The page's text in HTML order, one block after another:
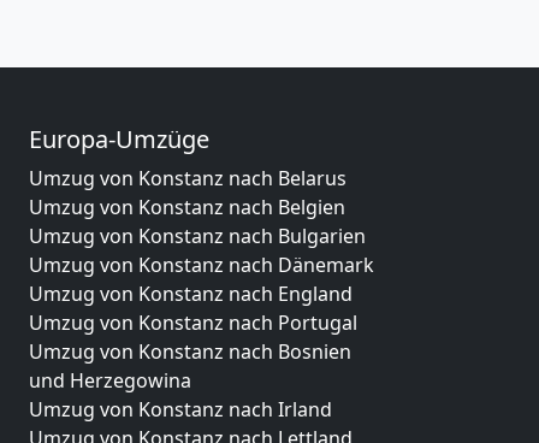
Europa-Umzüge
Umzug von Konstanz nach Belarus
Umzug von Konstanz nach Belgien
Umzug von Konstanz nach Bulgarien
Umzug von Konstanz nach Dänemark
Umzug von Konstanz nach England
Umzug von Konstanz nach Portugal
Umzug von Konstanz nach Bosnien
und Herzegowina
Umzug von Konstanz nach Irland
Umzug von Konstanz nach Lettland